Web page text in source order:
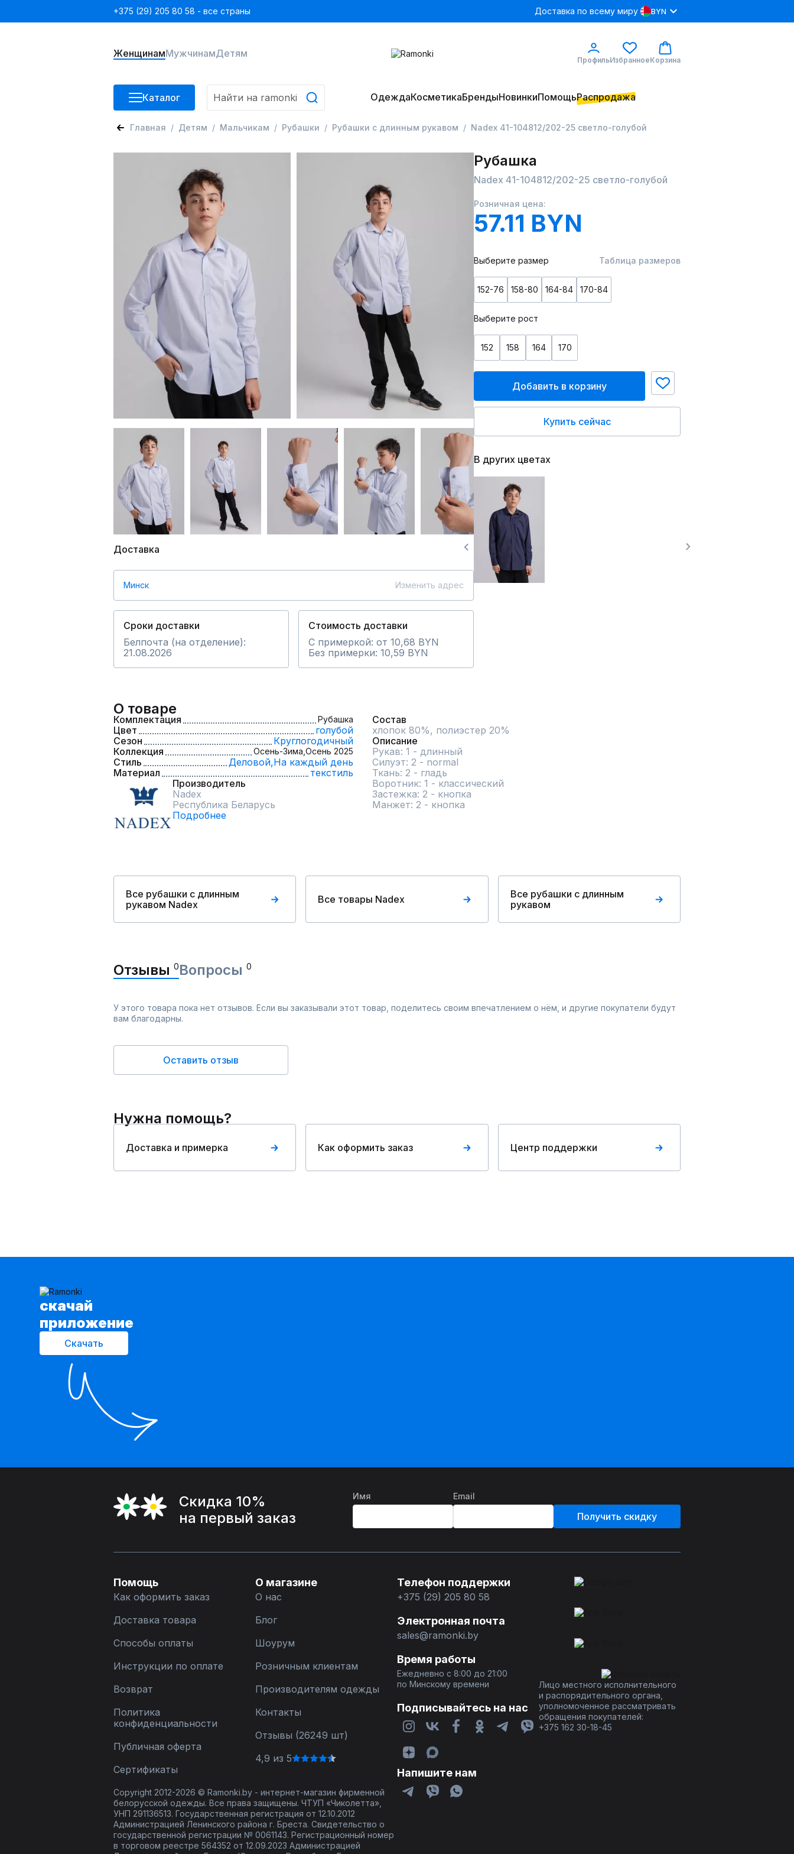
+375 (29) 205 80 58 - все страны Доставка по всему миру BYN
ЖенщинамМужчинамДетям
ПрофильИзбранноеКорзина
Каталог ОдеждаКосметикаБрендыНовинкиПомощьРаспродажа
Главная Детям Мальчикам Рубашки Рубашки с длинным рукавом Nadex 41-104812/202-25 светло-голубой
Доставка
Минск Изменить адрес
Сроки доставки
Белпочта (на отделение):
21.08.2026
Стоимость доставки
С примеркой: от 10,68 BYN
Без примерки: 10,59 BYN
Рубашка
Nadex 41-104812/202-25 светло-голубой
Розничная цена:
57.11 BYN
Выберите размер Таблица размеров
152-76 158-80 164-84 170-84
Выберите рост
152 158 164 170
Добавить в корзину
Купить сейчас
В других цветах
О товаре
Комплектация Рубашка
Цвет
голубой
Сезон
Круглогодичный
Коллекция
Осень-Зима, Осень 2025
Стиль Деловой,На каждый день
Материал
текстиль
Производитель
Nadex
Республика Беларусь
Подробнее
Состав
хлопок 80%, полиэстер 20%
Описание
Рукав: 1 - длинный
Силуэт: 2 - normal
Ткань: 2 - гладь
Воротник: 1 - классический
Застежка: 2 - кнопка
Манжет: 2 - кнопка
Все рубашки с длинным
рукавом Nadex
Все товары Nadex
Все рубашки с длинным
рукавом
Отзывы 0Вопросы 0
У этого товара пока нет отзывов. Если вы заказывали этот товар, поделитесь своим впечатлением о нём, и другие покупатели будут
вам благодарны.
Оставить отзыв
Нужна помощь?
Доставка и примерка Как оформить заказ Центр поддержки
cкачай
приложение
Скачать
Скидка 10%
на первый заказ
Имя Email
Получить скидку
Помощь
Как оформить заказ
Доставка товара
Способы оплаты
Инструкции по оплате
Возврат
Политика
конфиденциальности
Публичная оферта
Сертификаты
О магазине
О нас
Блог
Шоурум
Розничным клиентам
Производителям одежды
Контакты
Отзывы (26249 шт)
4,9 из 5
Телефон поддержки
+375 (29) 205 80 58
Электронная почта
sales@ramonki.by
Время работы
Ежедневно с 8:00 до 21:00
по Минскому времени
Подписывайтесь на нас
Напишите нам
Лицо местного исполнительного
и распорядительного органа,
уполномоченное рассматривать
обращения покупателей:
+375 162 30-18-45
Copyright 2012-2026 © Ramonki.by - интернет-магазин фирменной
белорусской одежды. Все права защищены. ЧТУП «Чиколетта»,
УНП 291136513. Государственная регистрация от 12.10.2012
Администрацией Ленинского района г. Бреста. Свидетельство о
государственной регистрации № 0061143. Регистрационный номер
в торговом реестре 564352 от 12.09.2023 Администрацией